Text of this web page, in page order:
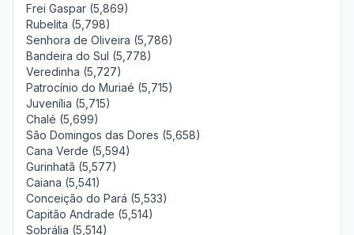
Frei Gaspar (5,869)
Rubelita (5,798)
Senhora de Oliveira (5,786)
Bandeira do Sul (5,778)
Veredinha (5,727)
Patrocínio do Muriaé (5,715)
Juvenília (5,715)
Chalé (5,699)
São Domingos das Dores (5,658)
Cana Verde (5,594)
Gurinhatã (5,577)
Caiana (5,541)
Conceição do Pará (5,533)
Capitão Andrade (5,514)
Sobrália (5,514)